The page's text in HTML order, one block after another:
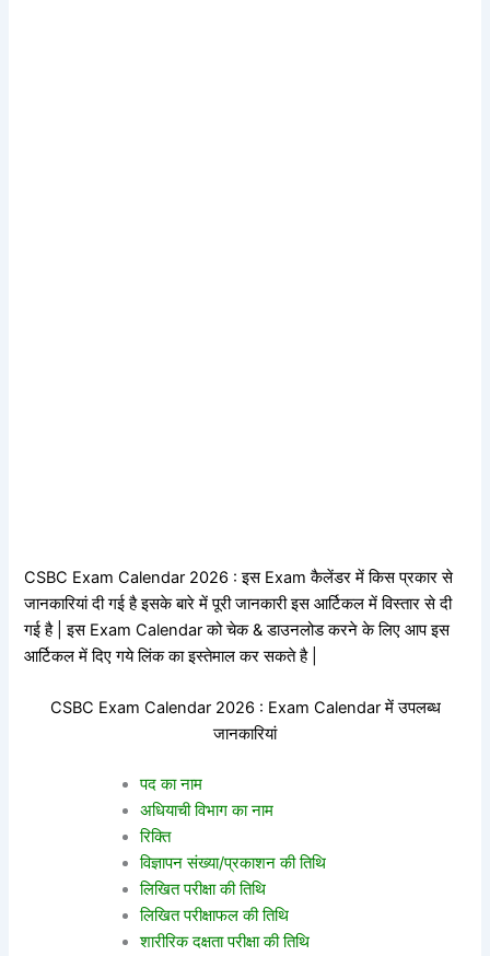
CSBC Exam Calendar 2026 : इस Exam कैलेंडर में किस प्रकार से
जानकारियां दी गई है इसके बारे में पूरी जानकारी इस आर्टिकल में विस्तार से दी
गई है | इस Exam Calendar को चेक & डाउनलोड करने के लिए आप इस
आर्टिकल में दिए गये लिंक का इस्तेमाल कर सकते है |
CSBC Exam Calendar 2026 : Exam Calendar में उपलब्ध
जानकारियां
पद का नाम
अधियाची विभाग का नाम
रिक्ति
विज्ञापन संख्या/प्रकाशन की तिथि
लिखित परीक्षा की तिथि
लिखित परीक्षाफल की तिथि
शारीरिक दक्षता परीक्षा की तिथि